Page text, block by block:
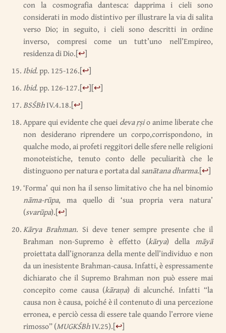
con la cosmografia dantesca: dapprima i cieli sono
considerati in modo distintivo per illustrare la via di salita
verso Dio; in seguito, i cieli sono descritti in ordine
inverso, compresi come un tutt’uno nell’Empireo,
residenza di Dio.[↩]
Ibid.pp. 125-126.[↩]
Ibid.pp. 126-127.[↩][↩]
BSŚBhIV.4.18.[↩]
Appare qui evidente che quei deva ṛṣio anime liberate che
non desiderano riprendere un corpo,corrispondono, in
qualche modo, ai profeti reggitori delle sfere nelle religioni
monoteistiche, tenuto conto delle peculiarità che le
distinguono per natura e portata dalsanātana dharma.[↩]
‘Forma’ qui non ha il senso limitativo che ha nel binomio
nāma-rūpa, ma quello di ‘sua propria vera natura’
(svarūpa).[↩]
Kārya Brahman. Si deve tener sempre presente che il
Brahman non-Supremo è effetto (kārya) della māyā
proiettata dall’ignoranza della mente dell’individuo e non
da un inesistente Brahman-causa. Infatti, è espressamente
dichiarato che il Supremo Brahman non può essere mai
concepito come causa (kāraṇa) di alcunché. Infatti “la
causa non è causa, poiché è il contenuto di una percezione
erronea, e perciò cessa di essere tale quando l’errore viene
rimosso” (MUGKŚBhIV.25).[↩]